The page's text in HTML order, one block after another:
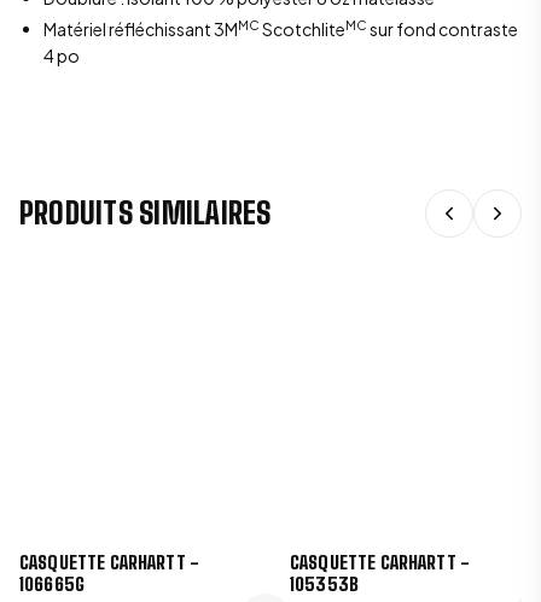
Matériel réfléchissant 3MMC ScotchliteMC sur fond contraste
4 po
PRODUITS SIMILAIRES
CASQUETTE CARHARTT -
106665G
CASQUETTE CARHARTT -
105353B